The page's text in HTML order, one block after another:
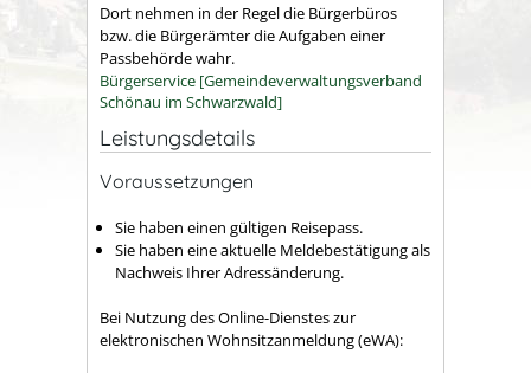
Dort nehmen in der Regel die Bürgerbüros
bzw. die Bürgerämter die Aufgaben einer
Passbehörde wahr.
Bürgerservice [Gemeindeverwaltungsverband
Schönau im Schwarzwald]
Leistungsdetails
Voraussetzungen
Sie haben einen gültigen Reisepass.
Sie haben eine aktuelle Meldebestätigung als
Nachweis Ihrer Adressänderung.
Bei Nutzung des Online-Dienstes zur
elektronischen Wohnsitzanmeldung (eWA):